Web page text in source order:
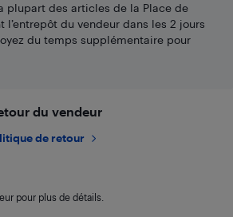
plupart des articles de la Place de
l’entrepôt du vendeur dans les 2 jours
du temps supplémentaire pour
du vendeur
de retour
pour plus de détails.